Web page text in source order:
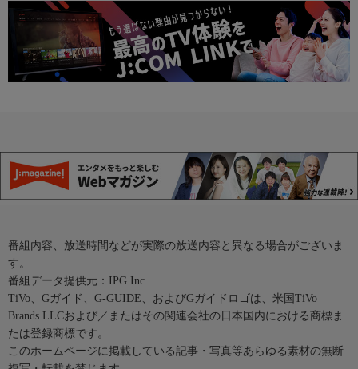
番組内容、放送時間などが実際の放送内容と異なる場合がございま
す。
番組データ提供元：IPG Inc.
TiVo、Gガイド、G-GUIDE、およびGガイドロゴは、米国TiVo
Brands LLCおよび／またはその関連会社の日本国内における商標ま
たは登録商標です。
このホームページに掲載している記事・写真等あらゆる素材の無断